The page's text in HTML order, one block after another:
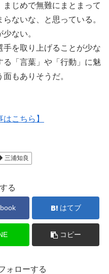
じめで無難にまとまって
ないな、と思っている。
ない。
手を取り上げることが少な
る「言葉」や「行動」に魅
もありそうだ。
こちら】
三浦知良
る
はてブ
コピー
ォローする